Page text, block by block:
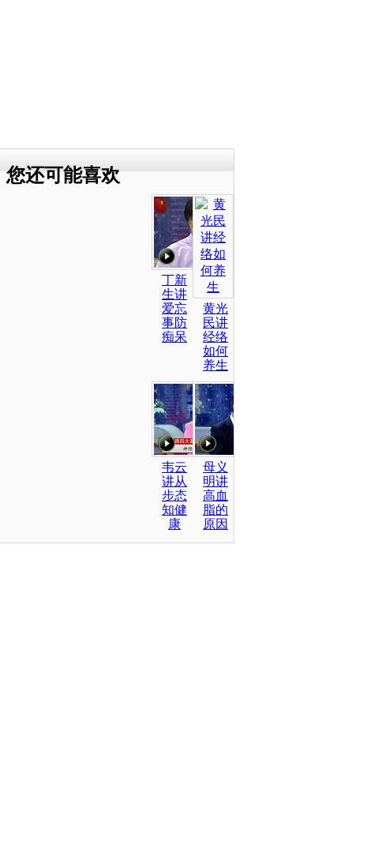
您还可能喜欢
丁新
生讲
爱忘
事防
痴呆
黄光
民讲
经络
如何
养生
韦云
讲从
步态
知健
康
母义
明讲
高血
脂的
原因